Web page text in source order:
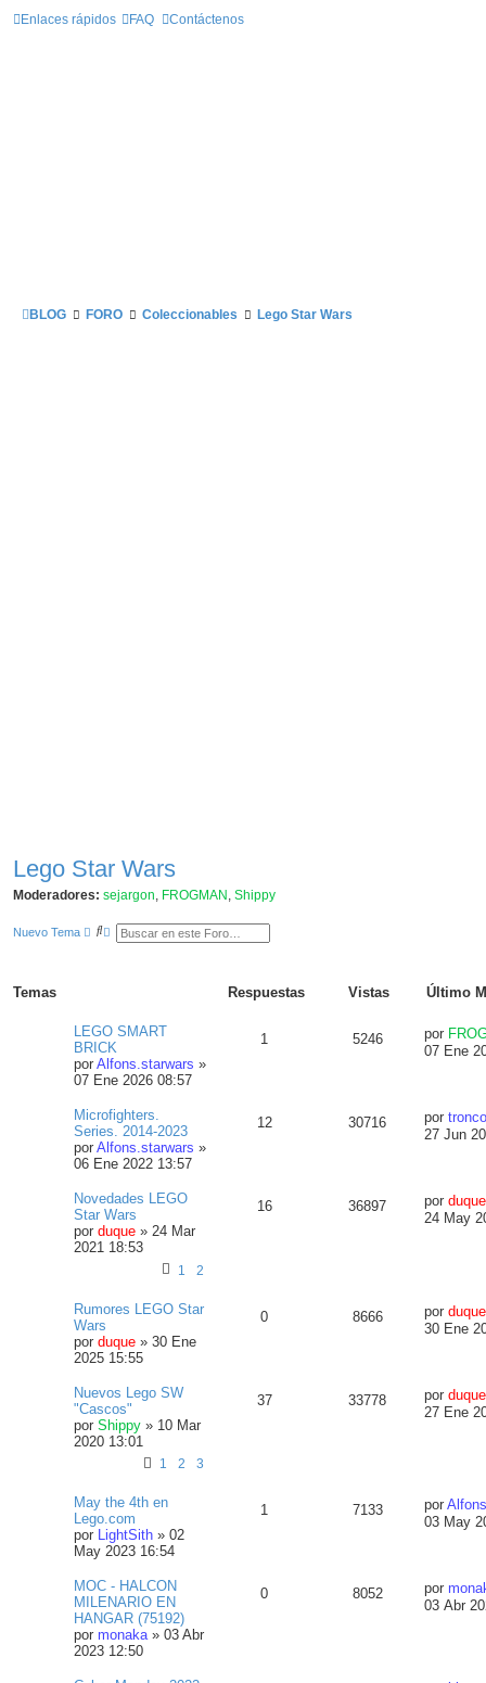
Enlaces rápidos FAQ Contáctenos
BLOG FORO Coleccionables Lego Star Wars
Lego Star Wars
Moderadores: sejargon, FROGMAN , Shippy
Nuevo Tema
B B
a
v
a
n
z
d
a
Temas Respuestas Vistas Último
LEGO SMART
BRICK
por Alfons.starwars »
07 Ene 2026 08:57
1 5246 por
07 Ene
Microfighters.
Series. 2014-2023
por Alfons.starwars »
06 Ene 2022 13:57
12 30716 por tronco
27 Jun
Novedades LEGO
Star Wars
por duque » 24 Mar
2021 18:53
1 2
16 36897 por duque
24 May
Rumores LEGO Star
Wars
por duque » 30 Ene
2025 15:55
0 8666 por duque
30 Ene
Nuevos Lego SW
"Cascos"
por Shippy » 10 Mar
2020 13:01
1 2 3
37 33778 por duque
27 Ene
May the 4th en
Lego.com
por LightSith » 02
May 2023 16:54
1 7133 por
03 May
MOC - HALCON
MILENARIO EN
HANGAR (75192)
por monaka» 03 Abr
2023 12:50
0 8052 por
03 Abr